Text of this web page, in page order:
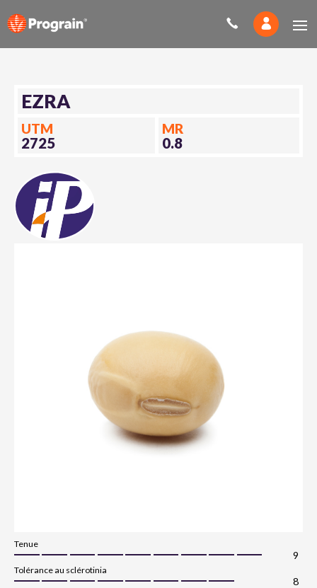
EZRA
UTM
2725
MR
0.8
Tenue
9
Tolérance au sclérotinia
8